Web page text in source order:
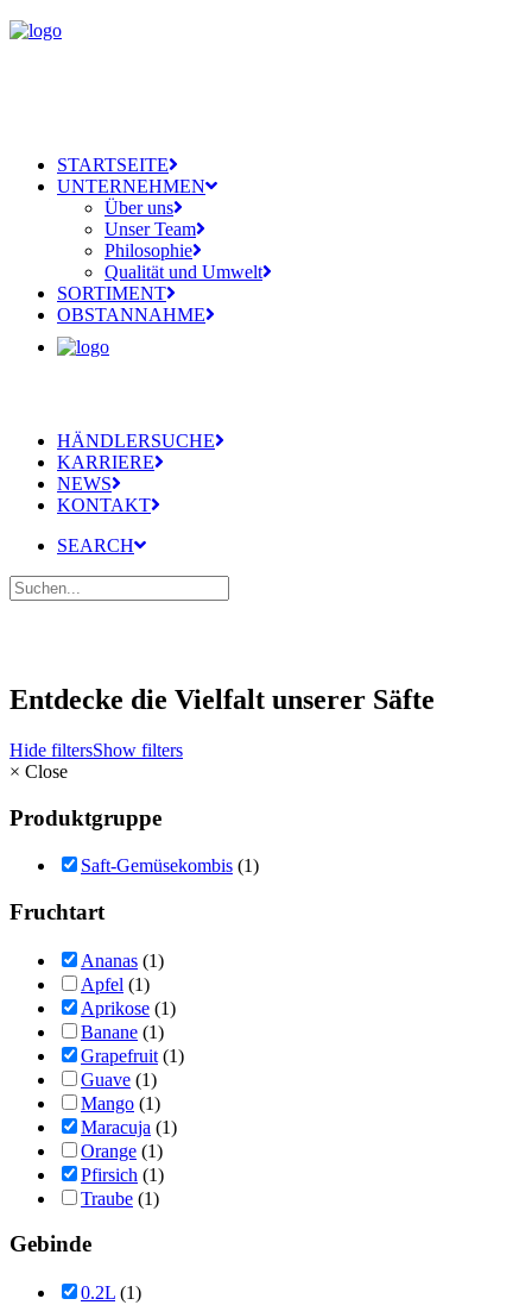
STARTSEITE
UNTERNEHMEN
Über uns
Unser Team
Philosophie
Qualität und Umwelt
SORTIMENT
OBSTANNAHME
HÄNDLERSUCHE
KARRIERE
NEWS
KONTAKT
SEARCH
Entdecke die Vielfalt unserer Säfte
Hide filtersShow filters
× Close
Produktgruppe
Saft-Gemüsekombis (1)
Fruchtart
Ananas (1)
Apfel (1)
Aprikose (1)
Banane (1)
Grapefruit (1)
Guave (1)
Mango (1)
Maracuja (1)
Orange (1)
Pfirsich (1)
Traube (1)
Gebinde
0.2L (1)